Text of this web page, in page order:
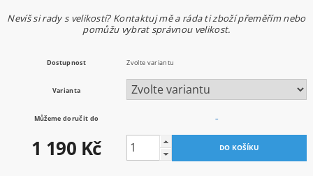
Nevíš si rady s velikostí? Kontaktuj mě a ráda ti zboží přeměřím nebo
pomůžu vybrat správnou velikost.
Dostupnost Zvolte variantu
Varianta
Můžeme doručit do –
1 190 Kč